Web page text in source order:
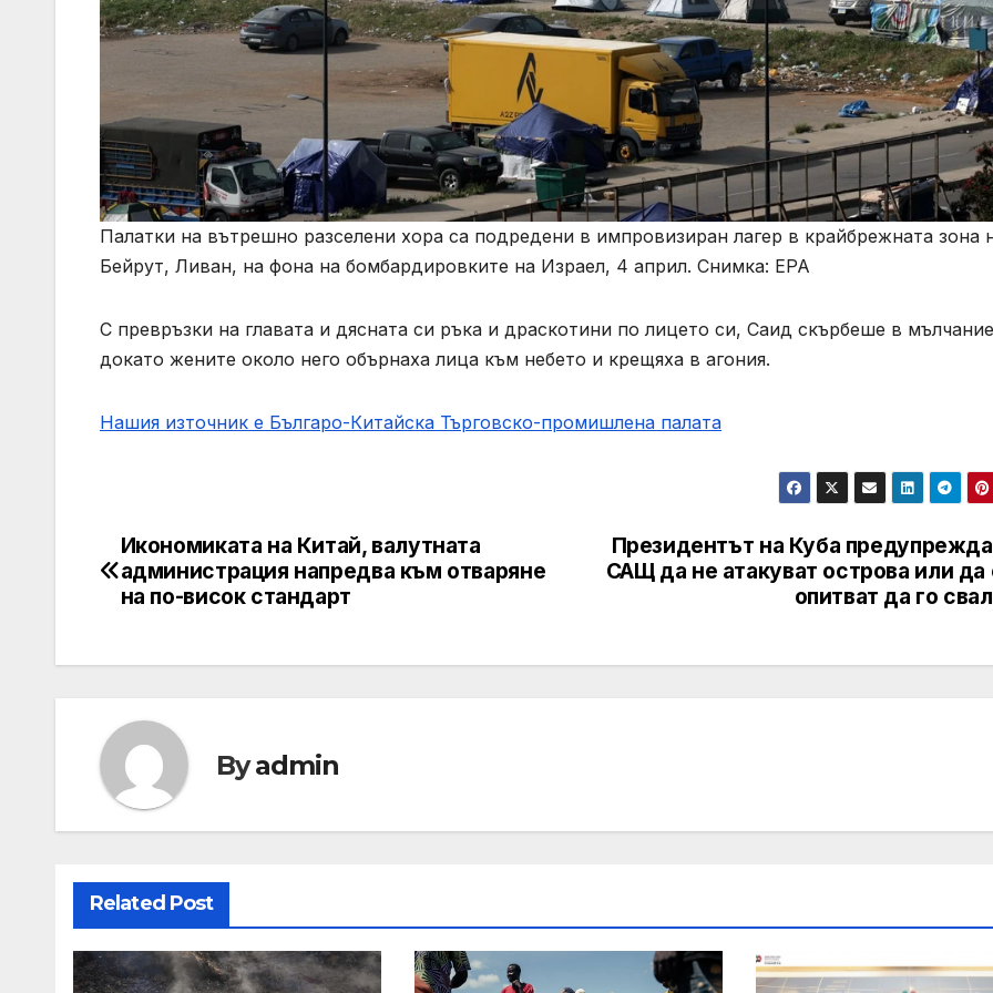
Палатки на вътрешно разселени хора са подредени в импровизиран лагер в крайбрежната зона
Бейрут, Ливан, на фона на бомбардировките на Израел, 4 април. Снимка: EPA
С превръзки на главата и дясната си ръка и драскотини по лицето си, Саид скърбеше в
докато жените около него обърнаха лица към небето и крещяха в агония.
Нашия източник е Българо-Китайска Търговско-промишлена палaта
Post
navigation
Президентът на Куба
САЩ да не атакуват острова или да
опитват да го
Икономиката на Китай, валутната
администрация напредва към отваряне
на по-висок стандарт
Byadmin
Related Post